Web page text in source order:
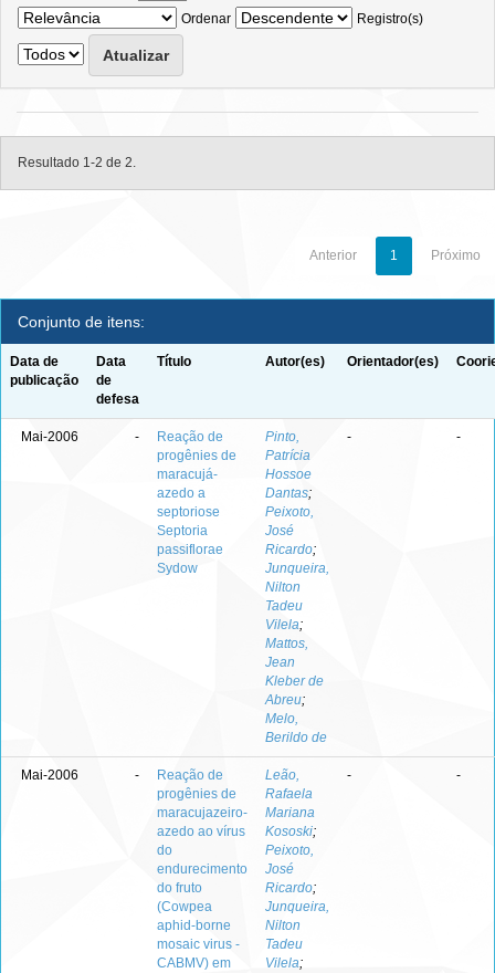
Ordenar
Registro(s)
Resultado 1-2 de 2.
Anterior 1 Próximo
Conjunto de itens:
Data de
publicação
Data
de
defesa
Título Autor(es) Orientador(es)
Mai-2006 -
Reação de
progênies de
maracujá-
azedo a
septoriose
Septoria
passiflorae
Sydow
Pinto,
Patrícia
Hossoe
Dantas;
Peixoto,
José
Ricardo;
Junqueira,
Nilton
Tadeu
Vilela;
Mattos,
Jean
Kleber de
Abreu;
Melo,
Berildo de
- -
Mai-2006 -
Reação de
progênies de
maracujazeiro-
azedo ao vírus
do
endurecimento
do fruto
(Cowpea
aphid-borne
mosaic virus -
CABMV) em
Leão,
Rafaela
Mariana
Kososki;
Peixoto,
José
Ricardo;
Junqueira,
Nilton
Tadeu
Vilela;
- -